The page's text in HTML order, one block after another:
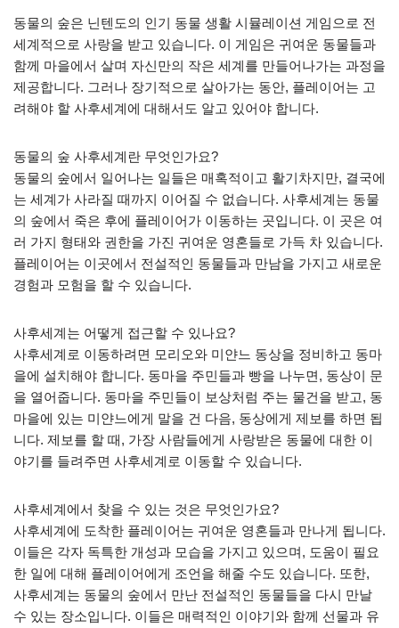
동물의 숲은 닌텐도의 인기 동물 생활 시뮬레이션 게임으로 전
세계적으로 사랑을 받고 있습니다. 이 게임은 귀여운 동물들과
함께 마을에서 살며 자신만의 작은 세계를 만들어나가는 과정을
제공합니다. 그러나 장기적으로 살아가는 동안, 플레이어는 고
려해야 할 사후세계에 대해서도 알고 있어야 합니다.
동물의 숲 사후세계란 무엇인가요?
동물의 숲에서 일어나는 일들은 매혹적이고 활기차지만, 결국에
는 세계가 사라질 때까지 이어질 수 없습니다. 사후세계는 동물
의 숲에서 죽은 후에 플레이어가 이동하는 곳입니다. 이 곳은 여
러 가지 형태와 권한을 가진 귀여운 영혼들로 가득 차 있습니다.
플레이어는 이곳에서 전설적인 동물들과 만남을 가지고 새로운
경험과 모험을 할 수 있습니다.
사후세계는 어떻게 접근할 수 있나요?
사후세계로 이동하려면 모리오와 미얀느 동상을 정비하고 동마
을에 설치해야 합니다. 동마을 주민들과 빵을 나누면, 동상이 문
을 열어줍니다. 동마을 주민들이 보상처럼 주는 물건을 받고, 동
마을에 있는 미얀느에게 말을 건 다음, 동상에게 제보를 하면 됩
니다. 제보를 할 때, 가장 사람들에게 사랑받은 동물에 대한 이
야기를 들려주면 사후세계로 이동할 수 있습니다.
사후세계에서 찾을 수 있는 것은 무엇인가요?
사후세계에 도착한 플레이어는 귀여운 영혼들과 만나게 됩니다.
이들은 각자 독특한 개성과 모습을 가지고 있으며, 도움이 필요
한 일에 대해 플레이어에게 조언을 해줄 수도 있습니다. 또한,
사후세계는 동물의 숲에서 만난 전설적인 동물들을 다시 만날
수 있는 장소입니다. 이들은 매력적인 이야기와 함께 선물과 유